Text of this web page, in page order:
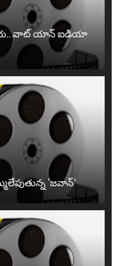
వాట్ యాన్ ఐడియా
‘జవాన్’